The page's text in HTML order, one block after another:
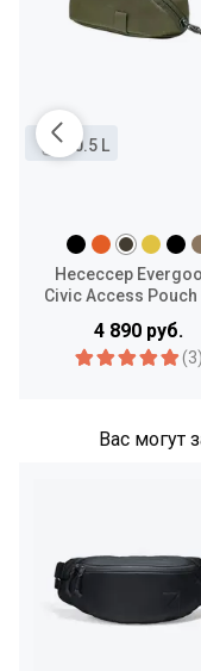
0.5 L
Несессер
Civic Access Pouch
4 890 руб.
(3)
Вас могут